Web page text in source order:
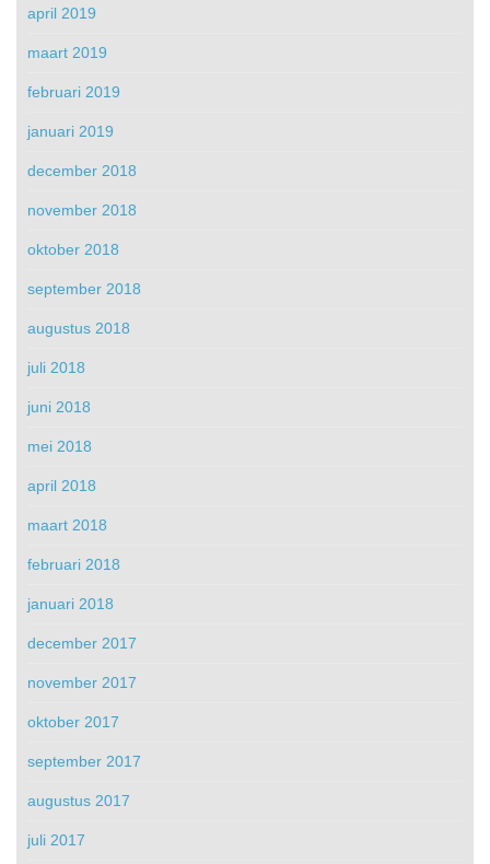
april 2019
maart 2019
februari 2019
januari 2019
december 2018
november 2018
oktober 2018
september 2018
augustus 2018
juli 2018
juni 2018
mei 2018
april 2018
maart 2018
februari 2018
januari 2018
december 2017
november 2017
oktober 2017
september 2017
augustus 2017
juli 2017